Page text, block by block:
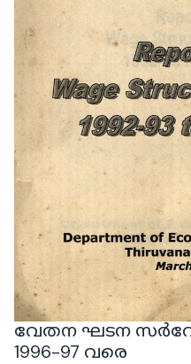
വേതന ഘടന സർവേ
1996-97 വരെ